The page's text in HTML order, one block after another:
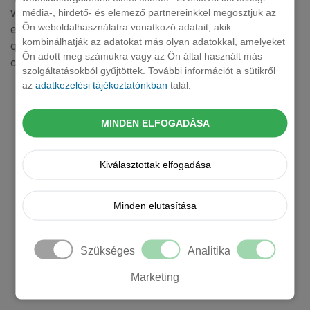
média-, hirdető- és elemező partnereinkkel megosztjuk az
Ön weboldalhasználatra vonatkozó adatait, akik
kombinálhatják az adatokat más olyan adatokkal, amelyeket
Ön adott meg számukra vagy az Ön által használt más
szolgáltatásokból gyűjtöttek. További információt a sütikről
azadatkezelési tájékoztatónkban talál.
MINDEN ELFOGADÁSA
Kiválasztottak elfogadása
Minden elutasítása
Szükséges Analitika
Marketing
voluptatem eaque consequatur eaque. Mollitia repudiandae
eveniet impedit cupiditate. Expedita quia et dolores
quibusdam. Sunt in reiciendis ratione fugiat voluptas
consequatur ad.
Kérjen tőlünk árajánlatot!
Vezetéknév
Keresztnév
Email *